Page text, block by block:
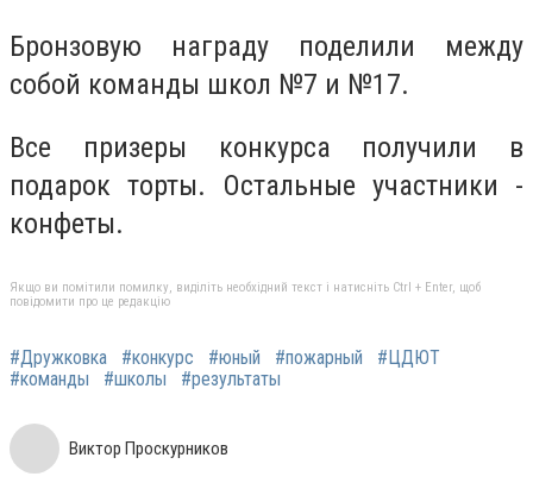
Бронзовую награду поделили между
собой команды школ №7 и №17.
Все призеры конкурса получили в
подарок торты. Остальные участники -
конфеты.
Якщо ви помітили помилку, виділіть необхідний текст і натисніть Ctrl + Enter, щоб
повідомити про це редакцію
#Дружковка #конкурс #юный #пожарный
#ЦДЮТ
#команды
#школы #результаты
Виктор Проскурников